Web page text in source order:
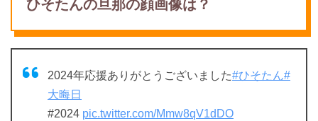
ひそたんの旦那の顔画像は？
2024年応援ありがとうございました#ひそたん#
大晦日
#2024 pic.twitter.com/Mmw8qV1dDO